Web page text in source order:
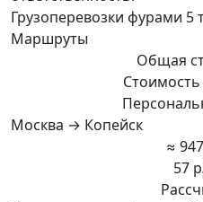
Грузоперевозки фурами 5
Маршруты
Общая
Москва → Копейск
≈
57